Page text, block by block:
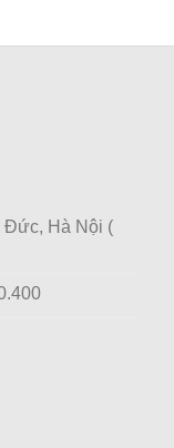
Đức, Hà Nội (